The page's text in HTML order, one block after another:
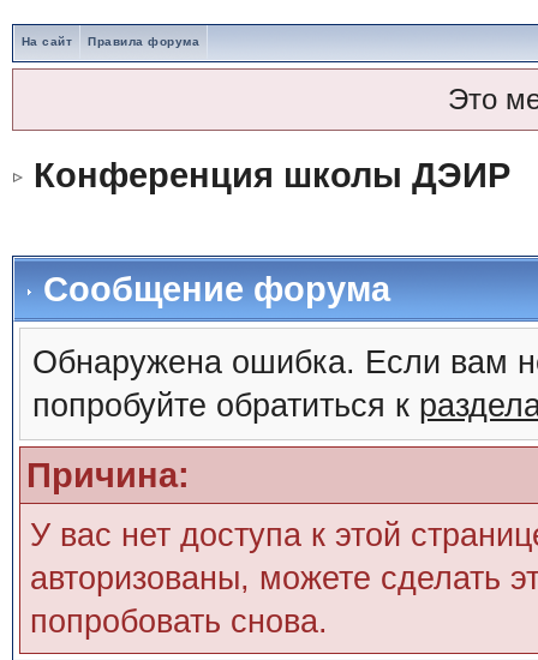
На сайт Правила форума
Это
Конференция школы ДЭИР
Сообщение форума
Обнаружена ошибка. Если вам
попробуйте обратиться к
Причина:
У вас нет доступа к этой
авторизованы, можете сделать
попробовать снова.